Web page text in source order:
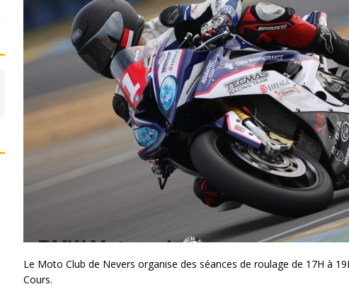
Le Moto Club de Nevers organise des séances de roulage de 17H à
Cours.